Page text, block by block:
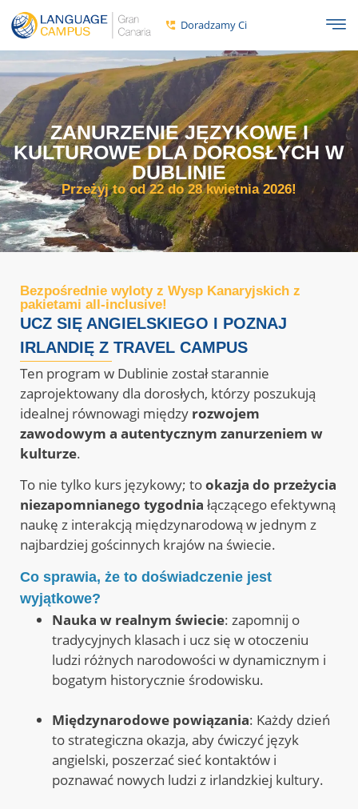
treści
Doradzamy Ci
ZANURZENIE JĘZYKOWE I
KULTUROWE DLA DOROSŁYCH W
DUBLINIE
Przeżyj to od 22 do 28 kwietnia 2026!
Bezpośrednie wyloty z Wysp Kanaryjskich z
pakietami all-inclusive!
UCZ SIĘ ANGIELSKIEGO I POZNAJ
IRLANDIĘ Z TRAVEL CAMPUS
Ten program w Dublinie został starannie
zaprojektowany dla dorosłych, którzy poszukują
idealnej równowagi między rozwojem
zawodowym a autentycznym zanurzeniem w
kulturze.
To nie tylko kurs językowy; tookazja do przeżycia
niezapomnianego tygodnia łączącego efektywną
naukę z interakcją międzynarodową w jednym z
najbardziej gościnnych krajów na świecie.
Co sprawia, że ​​to doświadczenie jest
wyjątkowe?
Nauka w realnym świecie: zapomnij o
tradycyjnych klasach i ucz się w otoczeniu
ludzi różnych narodowości w dynamicznym i
bogatym historycznie środowisku.
Międzynarodowe powiązania: Każdy dzień
to strategiczna okazja, aby ćwiczyć język
angielski, poszerzać sieć kontaktów i
poznawać nowych ludzi z irlandzkiej kultury.